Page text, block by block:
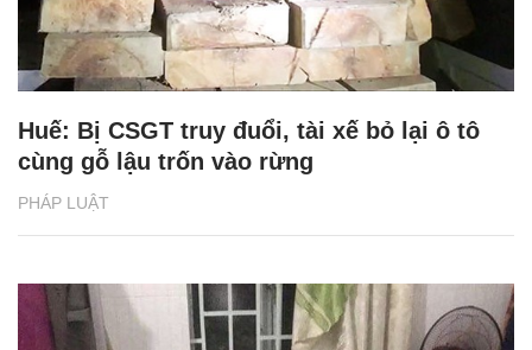
PHÁP LUẬT
Huế: Bị CSGT truy đuổi, tài xế bỏ lại ô tô
cùng gỗ lậu trốn vào rừng